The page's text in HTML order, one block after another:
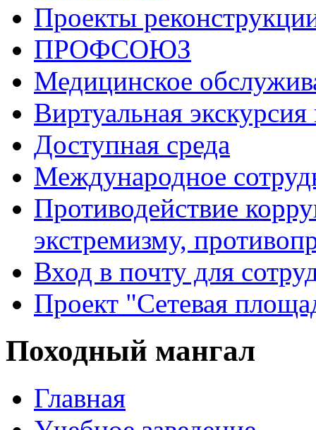
Проекты
ПРОФСОЮЗ
Медицинское
Виртуальная
Доступная среда
Международное
Противодействие
экстремизму,
Вход в почту для
Проект "Сетевая
Походный мангал
Главная